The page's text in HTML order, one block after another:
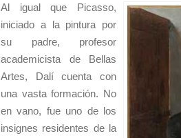
Al igual que Picasso,
iniciado a la pintura por
su padre, profesor
academicista de Bellas
Artes, Dalí cuenta con
una vasta formación. No
en vano, fue uno de los
insignes residentes de la